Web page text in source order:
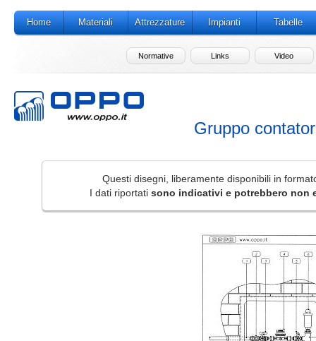
Home Materiali Attrezzature Impianti Tabelle
Normative Links Video
Gruppo
Questi disegni, liberamente disponibili in
I dati riportatisono indicativi e potrebbero non